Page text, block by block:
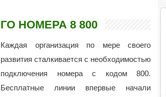
НОМЕРА 8 800
Каждая организация по мере своего
развития сталкивается с необходимостью
подключения номера с кодом 800.
Бесплатные линии впервые начали